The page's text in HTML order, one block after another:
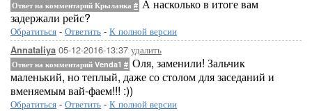
Ответ на комментарий Крыланка # А насколько в итоге вам
задержали рейс?
Обратиться - Ответить - К полной версии
Annataliya 05-12-2016-13:37 удалить
Ответ на комментарий Venda1 # Оля, заменили! Зальчик
маленький, но теплый, даже со столом для заседаний и
вменяемым вай-фаем!!! :))
Обратиться - Ответить - К полной версии